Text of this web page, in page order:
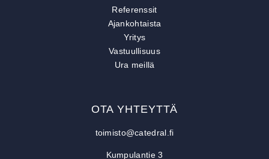
Referenssit
Ajankohtaista
Yritys
Vastuullisuus
Ura meillä
OTA YHTEYTTÄ
toimisto@catedral.fi
Kumpulantie 3